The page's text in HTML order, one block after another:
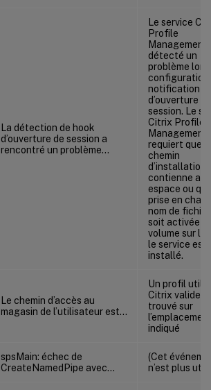
La détection de hook
d’ouverture de session a
rencontré un problème…
Le service
Profile
Management
détecté un
problème lors
configuration
notification
d’ouverture de
session. Le
Citrix Profile
Management
requiert que
chemin
d’installation
contienne
espace ou
prise en
nom de
soit activée
volume sur
le service est
installé.
Le chemin d’accès au
magasin de l’utilisateur est…
Un profil
Citrix valide a
trouvé sur
indiqué
spsMain: échec de
CreateNamedPipe avec…
(Cet
n’est plus